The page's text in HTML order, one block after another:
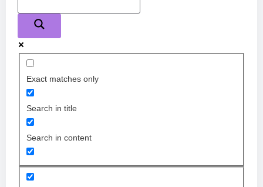
Exact matches only
Search in title
Search in content